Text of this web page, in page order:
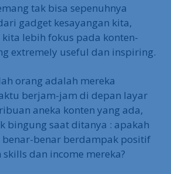
tak bisa sepenuhnya
gadget kesayangan kita,
kita lebih fokus pada konten-
extremely useful dan inspiring.
orang adalah mereka
berjam-jam di depan layar
aneka konten yang ada,
bingung saat ditanya : apakah
benar-benar berdampak positif
dan income mereka?